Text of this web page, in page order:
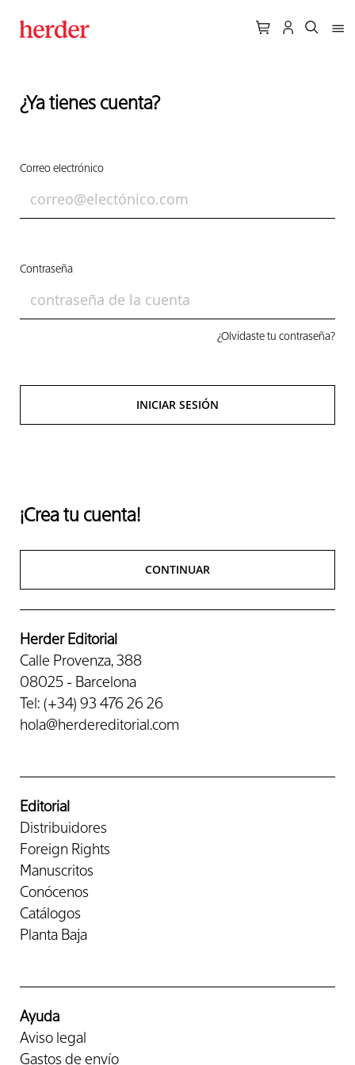
¿Ya tienes cuenta?
Correo electrónico
Contraseña
¿Olvidaste tu contraseña?
INICIAR SESIÓN
¡Crea tu cuenta!
CONTINUAR
Herder Editorial
Calle Provenza, 388
08025 - Barcelona
Tel: (+34) 93 476 26 26
hola@herdereditorial.com
Editorial
Distribuidores
Foreign Rights
Manuscritos
Conócenos
Catálogos
Planta Baja
Ayuda
Aviso legal
Gastos de envío